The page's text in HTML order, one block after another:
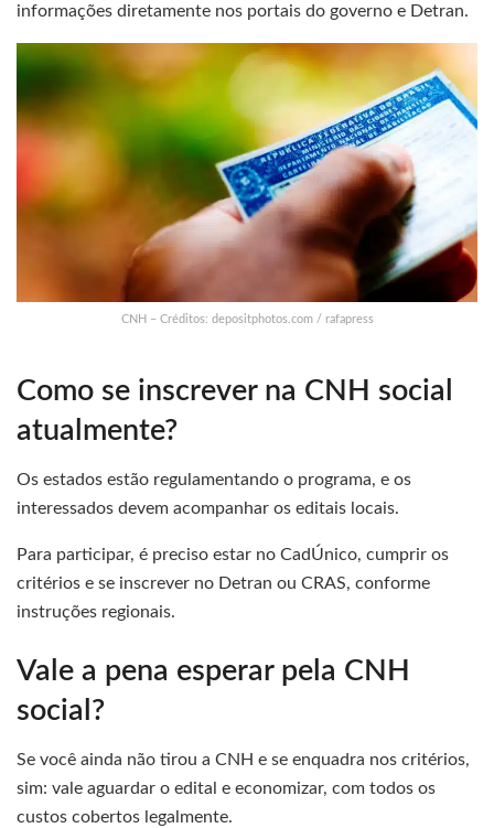
informações diretamente nos portais do governo e Detran.
CNH – Créditos: depositphotos.com / rafapress
Como se inscrever na CNH social
atualmente?
Os estados estão regulamentando o programa, e os
interessados devem acompanhar os editais locais.
Para participar, é preciso estar no CadÚnico, cumprir os
critérios e se inscrever no Detran ou CRAS, conforme
instruções regionais.
Vale a pena esperar pela CNH
social?
Se você ainda não tirou a CNH e se enquadra nos critérios,
sim: vale aguardar o edital e economizar, com todos os
custos cobertos legalmente.